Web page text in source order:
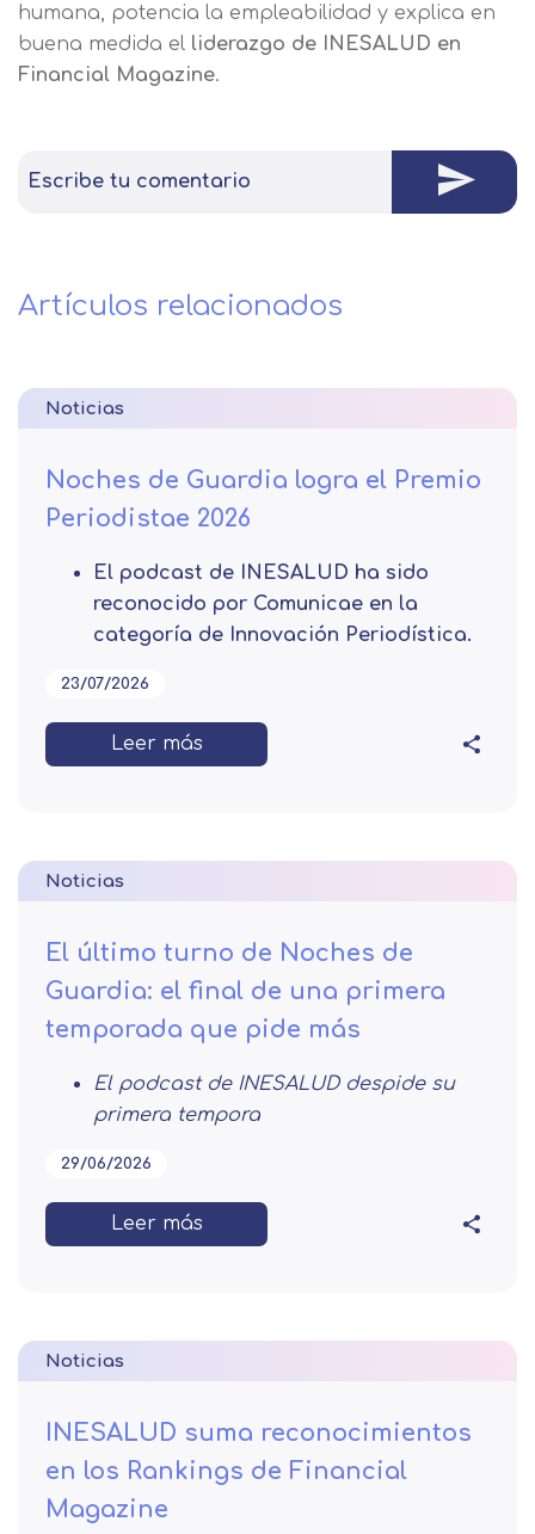
humana, potencia la empleabilidad y explica en
buena medida el liderazgo de INESALUD en
Financial Magazine.
Escribe tu comentario
Artículos relacionados
Noticias
Noches de Guardia logra el Premio
Periodistae 2026
El podcast de INESALUD ha sido
reconocido por Comunicae en la
categoría de Innovación Periodística.
23/07/2026
Leer más
Noticias
El último turno de Noches de
Guardia: el final de una primera
temporada que pide más
El podcast de INESALUD despide su
primera tempora
29/06/2026
Leer más
Noticias
INESALUD suma reconocimientos
en los Rankings de Financial
Magazine